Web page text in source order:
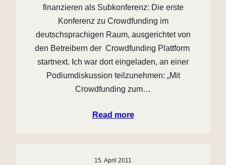
finanzieren als Subkonferenz: Die erste
Konferenz zu Crowdfunding im
deutschsprachigen Raum, ausgerichtet von
den Betreibern der Crowdfunding Plattform
startnext. Ich war dort eingeladen, an einer
Podiumdiskussion teilzunehmen: „Mit
Crowdfunding zum…
Read more
15. April 2011